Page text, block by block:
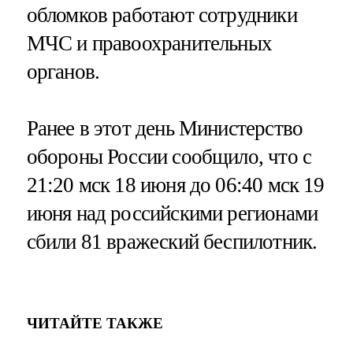
обломков работают сотрудники
МЧС и правоохранительных
органов.
Ранее в этот день Министерство
обороны России сообщило, что с
21:20 мск 18 июня до 06:40 мск 19
июня над российскими регионами
сбили 81 вражеский беспилотник.
ЧИТАЙТЕ ТАКЖЕ